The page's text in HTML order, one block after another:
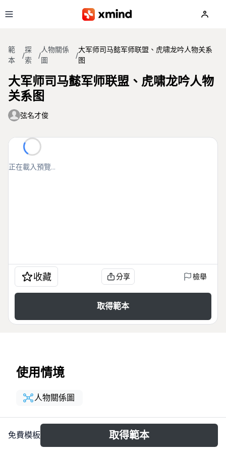
範
本
/
探
索
/
人物關係
圖
/
大军师司马懿军师联盟、虎啸龙吟人物关系
图
大军师司马懿军师联盟、虎啸龙吟人物
关系图
弦名才俊
正在載入預覽...
收藏 分享 檢舉
取得範本
使用情境
人物關係圖
關於
免費模板 取得範本